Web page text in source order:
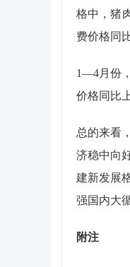
格中，猪
费价格同
1—4月份
价格同比
总的来看，
济稳中向
建新发展
强国内大
附注